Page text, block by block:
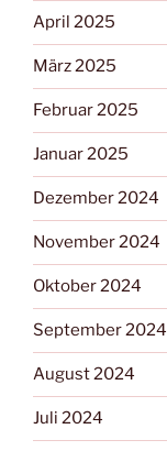
April 2025
März 2025
Februar 2025
Januar 2025
Dezember 2024
November 2024
Oktober 2024
September 2024
August 2024
Juli 2024